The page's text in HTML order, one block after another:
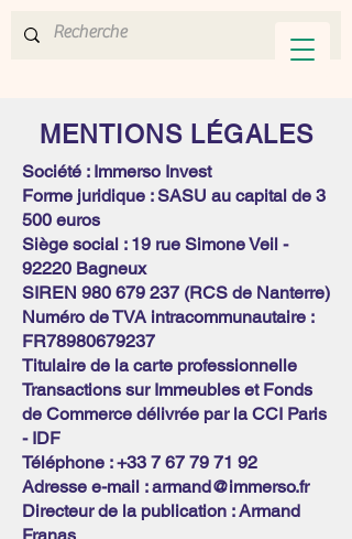
MENTIONS LÉGALES
Société : Immerso Invest
Forme juridique : SASU au capital de 3
500 euros
Siège social : 19 rue Simone Veil -
92220 Bagneux
SIREN 980 679 237 (RCS de Nanterre)
Numéro de TVA intracommunautaire :
FR78980679237
Titulaire de la carte professionnelle
Transactions sur Immeubles et Fonds
de Commerce délivrée par la CCI Paris
- IDF
Téléphone :+33 7 67 79 71 92
Adresse e-mail :armand@immerso.fr
Directeur de la publication : Armand